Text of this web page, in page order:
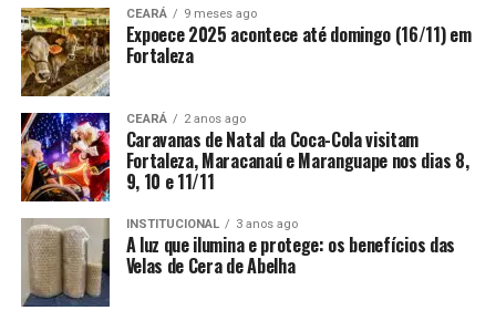
CEARÁ 9 meses ago
Expoece 2025 acontece até domingo (16/11) em
Fortaleza
CEARÁ 2 anos ago
Caravanas de Natal da Coca-Cola visitam
Fortaleza, Maracanaú e Maranguape nos dias 8,
9, 10 e 11/11
INSTITUCIONAL 3 anos ago
A luz que ilumina e protege: os benefícios das
Velas de Cera de Abelha